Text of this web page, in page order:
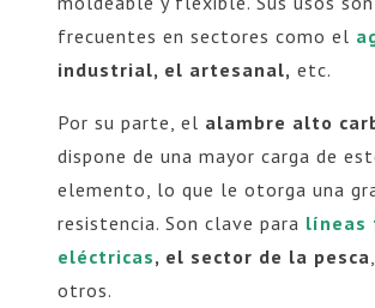
frecuentes en sectores como el
industrial, el artesanal, etc.
Por su parte, el alambre alto
dispone de una mayor carga de
elemento, lo que le otorga una
resistencia. Son clave para líneas
eléctricas, el sector de la pesca
otros.